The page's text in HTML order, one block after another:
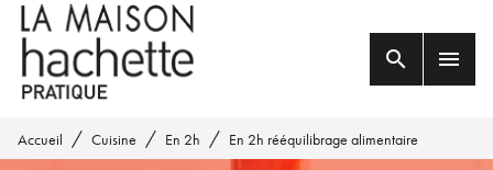
MENU RECHERCHE
PIED DE PAGE
search menu
Accueil / Cuisine / En 2h / En 2h rééquilibrage alimentaire